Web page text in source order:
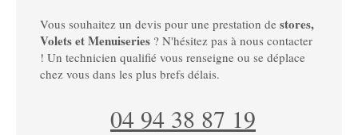
Vous souhaitez un devis pour une prestation de stores,
Volets et Menuiseries ? N'hésitez pas à nous contacter
! Un technicien qualifié vous renseigne ou se déplace
chez vous dans les plus brefs délais.
04 94 38 87 19